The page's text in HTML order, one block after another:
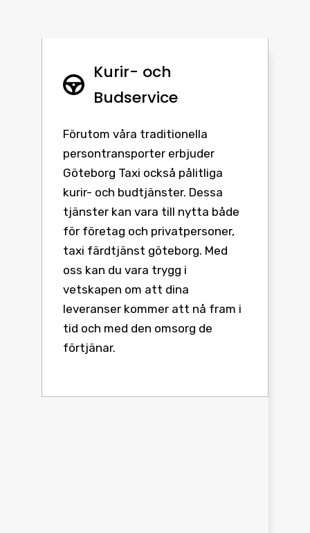
Kurir- och
Budservice
Förutom våra traditionella
persontransporter erbjuder
Göteborg Taxi också pålitliga
kurir- och budtjänster. Dessa
tjänster kan vara till nytta både
för företag och privatpersoner,
taxi färdtjänst göteborg. Med
oss kan du vara trygg i
vetskapen om att dina
leveranser kommer att nå fram i
tid och med den omsorg de
förtjänar.